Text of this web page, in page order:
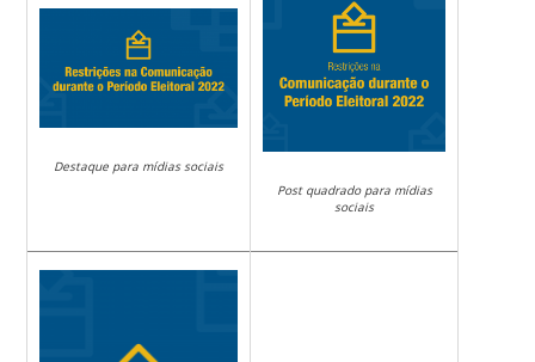
Destaque para mídias sociais
Post quadrado para mídias
sociais